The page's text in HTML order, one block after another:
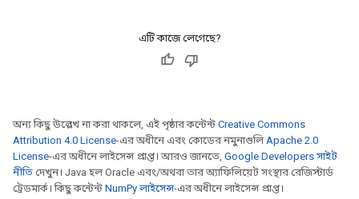
এটি কাজে লেগেছে?
অন্য কিছু উল্লেখ না করা থাকলে, এই পৃষ্ঠার কন্টেন্ট Creative Commons
Attribution 4.0 License-এর অধীনে এবং কোডের নমুনাগুলিApache 2.0
License-এর অধীনে লাইসেন্স প্রাপ্ত। আরও জানতে, Google Developers সাইট
নীতি দেখুন। Java হল Oracle এবং/অথবা তার অ্যাফিলিয়েট সংস্থার রেজিস্টার্ড
ট্রেডমার্ক। কিছু কন্টেন্ট NumPy লাইসেন্স-এর অধীনে লাইসেন্স প্রাপ্ত।